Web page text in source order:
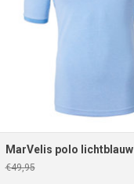
MarVelis polo lichtblauw
€49,95